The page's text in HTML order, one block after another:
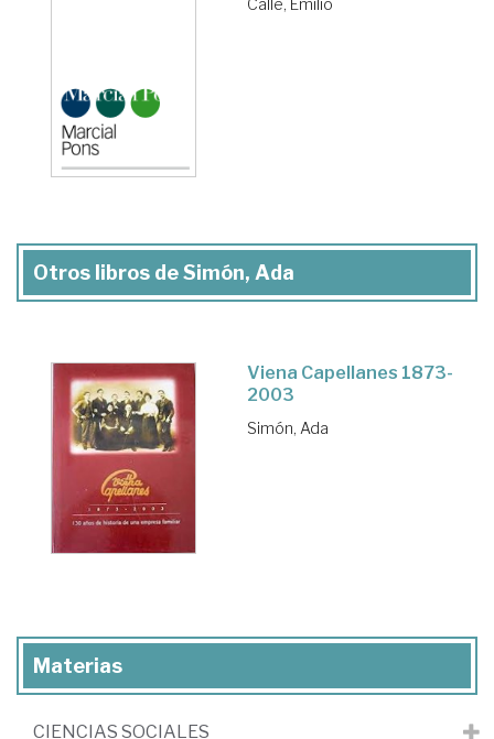
Otros libros de Simón, Ada
Viena Capellanes 1873-
2003
Simón, Ada
Materias
CIENCIAS SOCIALES